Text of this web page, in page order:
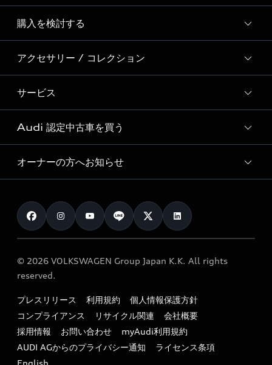
Story of Progress
Audi Sport
Formula 1®
デジタルサービス
ディーラー検索
新車在庫検索
試乗車・展示車検索
見積り依頼
試乗予約
購入を検討する
モデル一覧
特別仕様モデル / 限定モデル
e-tronラインアップ
価格シミュレーション
車両比較
カタログ一覧
アクセサリー / コレクション
純正アクセサリー
オンラインショップ
Audi collection
アウディナビアプリ
サービス
サービス入庫予約
サービスプログラム
メンテナンス
車検 / 定期点検
e-tronアフターサポート
myAudi
Audi 認定中古車を買う
Audi認定中古車
クオリティ
保証
メンテナンス
ファイナンス
キャンペーン / イベント
買取査定
オーナーの方へお知らせ
お知らせ
オーナー様向けキャンペーン
特定整備適用車一覧
リサイクル法
よくある質問（FAQ）
© 2026 VOLKSWAGEN Group Japan K.K. All rights
reserved.
プレスリリース 利用規約
個人情報保護方針
コンプライアンス
リサイクル関連
会社概要
採用情報
お問い合わせ
myAudi利用規約
AUDI AGからのプライバシー通知
ライセンス条項
English